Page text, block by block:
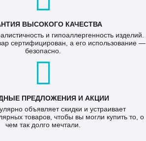
ВЫСОКОГО КАЧЕСТВА
и гипоаллергенность изделий.
сертифицирован, а его использование —
безопасно.
ПРЕДЛОЖЕНИЯ И АКЦИИ
объявляет скидки и устраивает
товаров, чтобы вы могли купить то, о
чем так долго мечтали.